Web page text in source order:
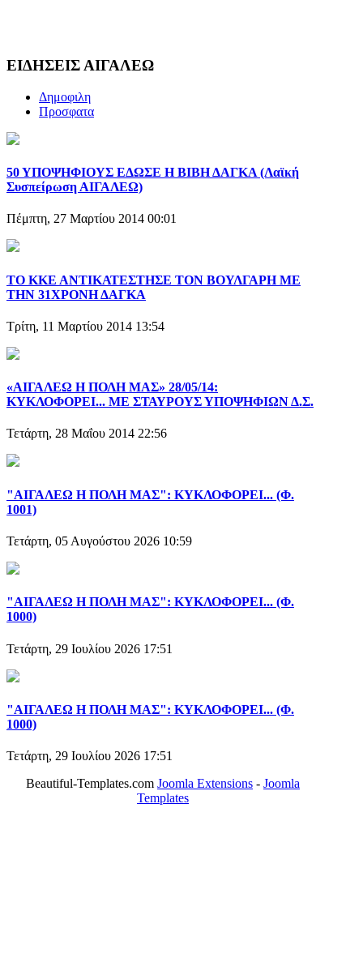
ΕΙΔΗΣΕΙΣ ΑΙΓΑΛΕΩ
Δημοφιλη
Προσφατα
50 ΥΠΟΨΗΦΙΟΥΣ ΕΔΩΣΕ Η ΒΙΒΗ ΔΑΓΚΑ (Λαϊκή
Συσπείρωση ΑΙΓΑΛΕΩ)
Πέμπτη, 27 Μαρτίου 2014 00:01
ΤΟ ΚΚΕ ΑΝΤΙΚΑΤΕΣΤΗΣΕ ΤΟΝ ΒΟΥΛΓΑΡΗ ΜΕ
ΤΗΝ 31ΧΡΟΝΗ ΔΑΓΚΑ
Τρίτη, 11 Μαρτίου 2014 13:54
«ΑΙΓΑΛΕΩ Η ΠΟΛΗ ΜΑΣ» 28/05/14:
ΚΥΚΛΟΦΟΡΕΙ... ΜΕ ΣΤΑΥΡΟΥΣ ΥΠΟΨΗΦΙΩΝ Δ.Σ.
Τετάρτη, 28 Μαΐου 2014 22:56
"ΑΙΓΑΛΕΩ Η ΠΟΛΗ ΜΑΣ": ΚΥΚΛΟΦΟΡΕΙ... (Φ.
1001)
Τετάρτη, 05 Αυγούστου 2026 10:59
"ΑΙΓΑΛΕΩ Η ΠΟΛΗ ΜΑΣ": ΚΥΚΛΟΦΟΡΕΙ... (Φ.
1000)
Τετάρτη, 29 Ιουλίου 2026 17:51
"ΑΙΓΑΛΕΩ Η ΠΟΛΗ ΜΑΣ": ΚΥΚΛΟΦΟΡΕΙ... (Φ.
1000)
Τετάρτη, 29 Ιουλίου 2026 17:51
Beautiful-Templates.comJoomla Extensions -Joomla
Templates